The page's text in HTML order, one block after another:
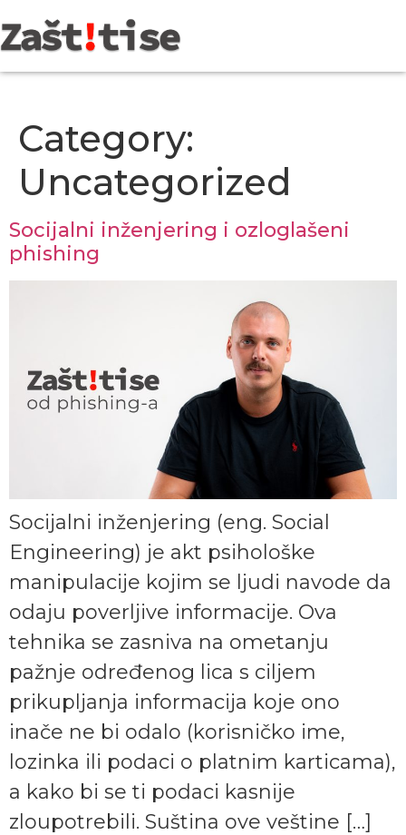
Category:
Uncategorized
Socijalni inženjering i ozloglašeni
phishing
Socijalni inženjering (eng. Social
Engineering) je akt psihološke
manipulacije kojim se ljudi navode da
odaju poverljive informacije. Ova
tehnika se zasniva na ometanju
pažnje određenog lica s ciljem
prikupljanja informacija koje ono
inače ne bi odalo (korisničko ime,
lozinka ili podaci o platnim karticama),
a kako bi se ti podaci kasnije
zloupotrebili. Suština ove veštine […]